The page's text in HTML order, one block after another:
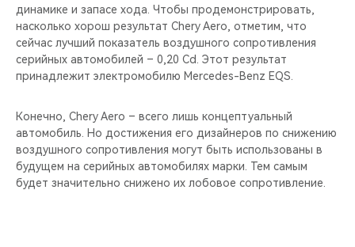
динамике и запасе хода. Чтобы продемонстрировать,
насколько хорош результат Chery Aero, отметим, что
сейчас лучший показатель воздушного сопротивления
серийных автомобилей – 0,20 Cd. Этот результат
принадлежит электромобилю Mercedes-Benz EQS.
Конечно, Chery Aero – всего лишь концептуальный
автомобиль. Но достижения его дизайнеров по снижению
воздушного сопротивления могут быть использованы в
будущем на серийных автомобилях марки. Тем самым
будет значительно снижено их лобовое сопротивление.